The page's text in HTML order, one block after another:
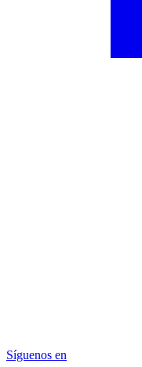
Síguenos en